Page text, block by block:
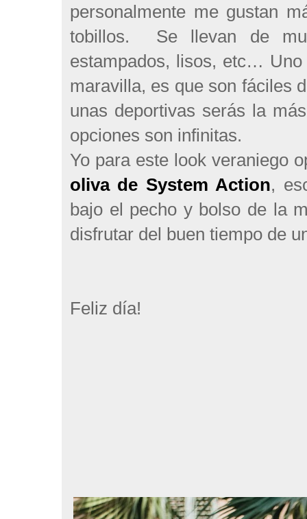
personalmente me gustan
tobillos.
Se llevan de
estampados, lisos, etc…
maravilla, es que son fáciles
unas deportivas serás la
opciones son infinitas.
Yo para este look veraniego
oliva de System Action,
bajo el pecho y bolso de la
disfrutar del buen tiempo de
Feliz día!